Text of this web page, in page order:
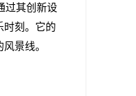
过其创新设
时刻。它的
景线。